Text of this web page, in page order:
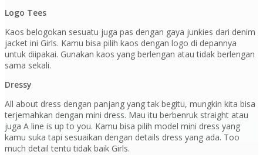
Logo Tees
Kaos belogokan sesuatu juga pas dengan gaya junkies dari denim
jacket ini Girls. Kamu bisa pilih kaos dengan logo di depannya
untuk diipakai. Gunakan kaos yang berlengan atau tidak berlengan
sama sekali.
Dressy
All about dress dengan panjang yang tak begitu, mungkin kita bisa
terjemahkan dengan mini dress. Mau itu berbenruk straight atau
juga A line is up to you. Kamu bisa pilih model mini dress yang
kamu suka tapi sesuaikan dengan details dress yang ada. Too
much detail tentu tidak baik Girls.